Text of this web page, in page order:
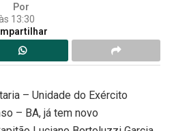
Por
às 13:30
– Unidade do Exército
– BA, já tem novo